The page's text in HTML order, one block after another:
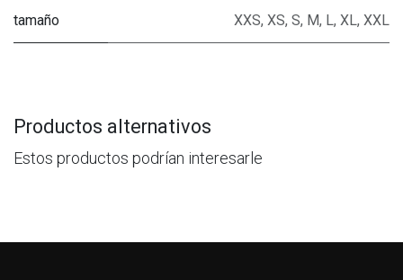
tamaño XXS, XS, S, M, L, XL, XXL
Productos alternativos
Estos productos podrían interesarle